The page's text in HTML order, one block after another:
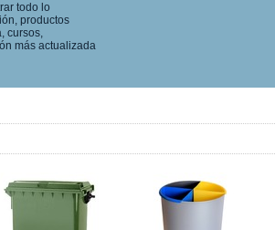
todo lo
productos
cursos,
más actualizada